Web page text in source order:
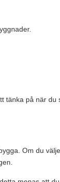
tänka på när du
Om du